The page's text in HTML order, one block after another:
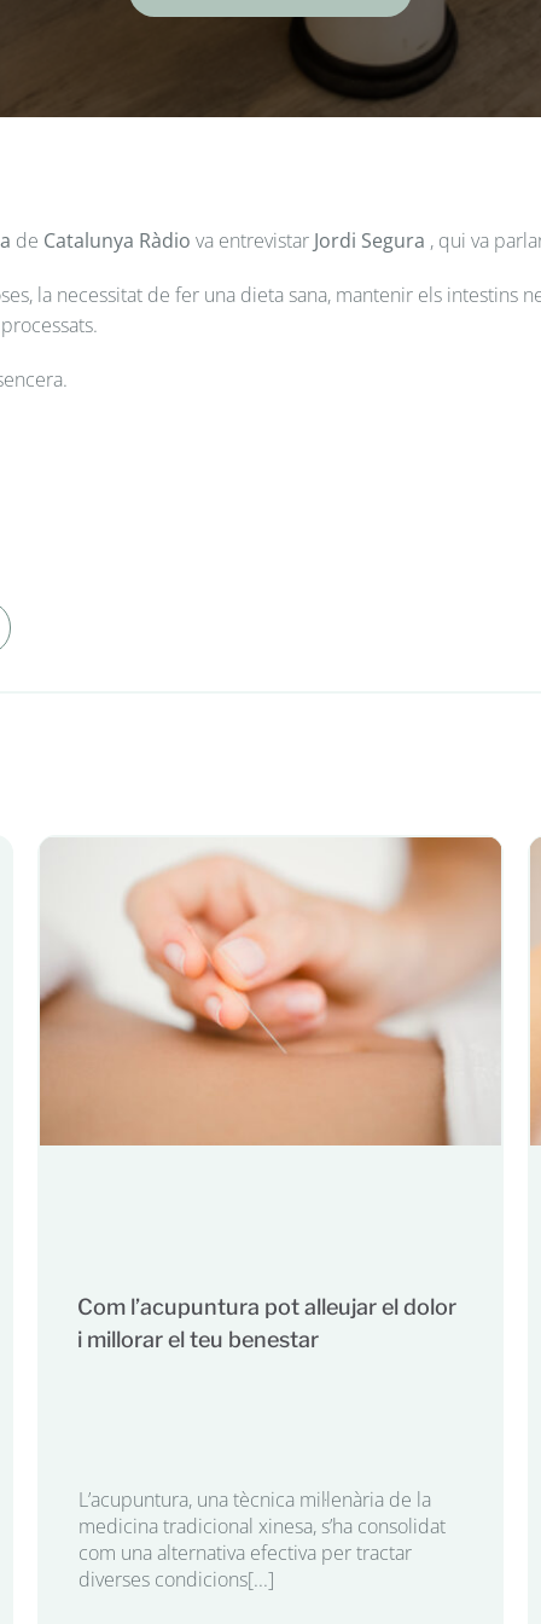
de Catalunya Ràdio va entrevistar Jordi Segura , qui va
la necessitat de fer una dieta sana, mantenir els intestins
Com l’acupuntura pot alleujar el dolor
i millorar el teu benestar
L’acupuntura, una tècnica mil·lenària de la
medicina tradicional xinesa, s’ha consolidat
com una alternativa efectiva per tractar
diverses condicions[...]